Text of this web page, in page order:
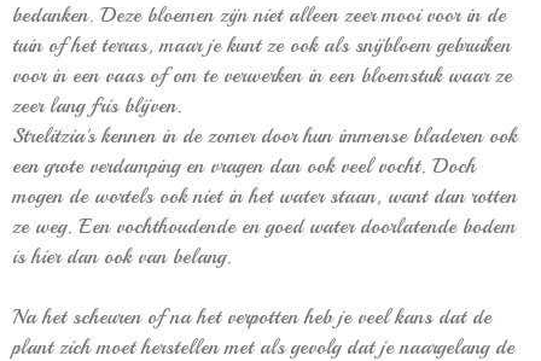
bedanken. Deze bloemen zijn niet alleen zeer mooi voor in de
tuin of het terras, maar je kunt ze ook als snijbloem gebruiken
voor in een vaas of om te verwerken in een bloemstuk waar ze
zeer lang fris blijven.
Strelitzia's kennen in de zomer door hun immense bladeren ook
een grote verdamping en vragen dan ook veel vocht. Doch
mogen de wortels ook niet in het water staan, want dan rotten
ze weg. Een vochthoudende en goed water doorlatende bodem
is hier dan ook van belang.
Na het scheuren of na het verpotten heb je veel kans dat de
plant zich moet herstellen met als gevolg dat je naargelang de